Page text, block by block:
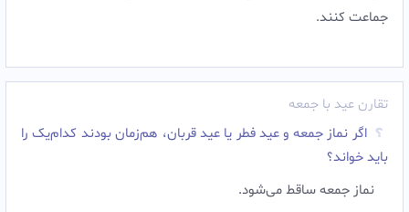
جماعت کنند.
تقارن عید با جمعه
اگر نماز جمعه و عید فطر یا عید قربان، هم‌زمان بودند کدام‌یک را
باید خواند؟
نماز جمعه ساقط می‌شود.